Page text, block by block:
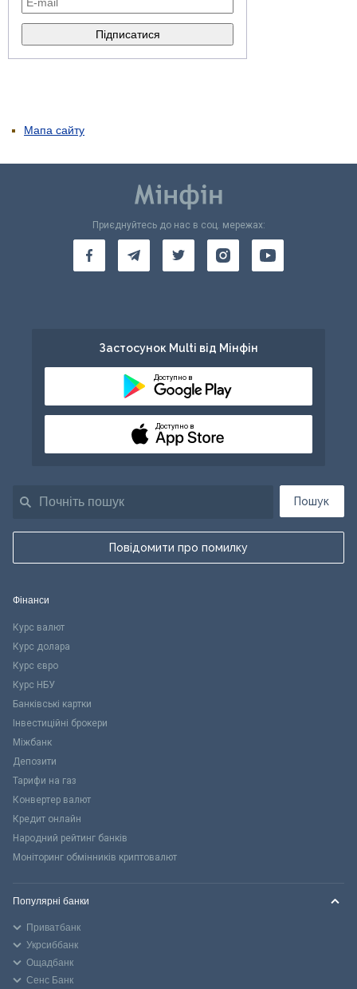
Мапа сайту
Пошук
Повідомити про помилку
Приєднуйтесь до нас в соц. мережах:
Застосунок Multi від Мінфін
Доступно в
Доступно в
Фінанси
Курс валют
Курс долара
Курс євро
Курс НБУ
Банківські картки
Інвестиційні брокери
Міжбанк
Депозити
Тарифи на газ
Конвертер валют
Кредит онлайн
Народний рейтинг банків
Моніторинг обмінників криптовалют
Популярні банки
Приватбанк
Укрсиббанк
Ощадбанк
Сенс Банк